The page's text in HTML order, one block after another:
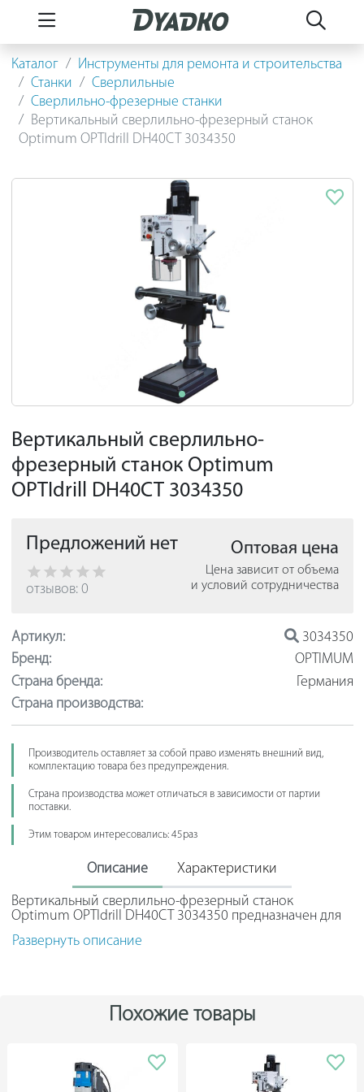
Каталог
Инструменты для ремонта и строительства
Станки
Сверлильные
Сверлильно-фрезерные станки
Вертикальный сверлильно-фрезерный станок
Optimum OPTIdrill DH40CT 3034350
Вертикальный сверлильно-
фрезерный станок Optimum
OPTIdrill DH40CT 3034350
Предложений нет
отзывов: 0
Оптовая цена
Цена зависит от объема
и условий сотрудничества
Артикул:
3034350
Бренд:
OPTIMUM
Страна бренда:
Германия
Страна производства:
Производитель оставляет за собой право изменять внешний вид,
комплектацию товара без предупреждения.
Страна производства может отличаться в зависимости от партии
поставки.
Этим товаром интересовались: 45раз
Описание Характеристики
Вертикальный сверлильно-фрезерный станок
Optimum OPTIdrill DH40CT 3034350 предназначен для
выполнения глухих и сквозных отверстий в
металлических заготовках.
устройством. Скорость вращения шпинделя
настраивается двумя рукоятками на фронтальной
Рабочий стол плавно перемещается по шлифованным
направляющим типа "ласточкин хвост", регулируемым
Развернуть описание
Похожие товары